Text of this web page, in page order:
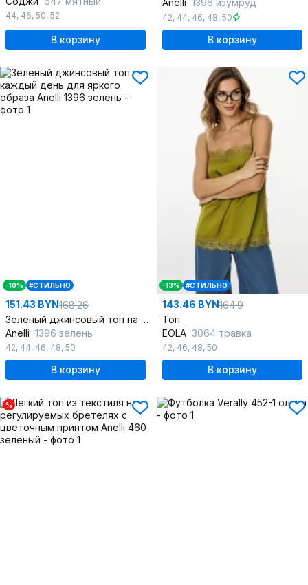
44, 46, 50, 52
В корзину
Anelli 1396 изумруд
42, 44, 46, 48, 50
В корзину
-10% #СТИЛЬНО
151.43 BYN168.26
Зеленый джинсовый топ на каждый день для яркого образа
Anelli 1396 зелень
42, 44, 46, 48, 50
В корзину
-13% #СТИЛЬНО
143.46 BYN164.9
Топ
EOLA 3064 травка
42, 46, 48, 50
В корзину
%